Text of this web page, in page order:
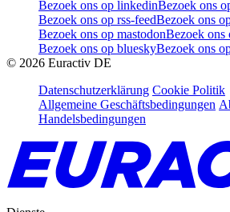
Bezoek ons op linkedinBezoek ons
Bezoek ons op rss-feedBezoek ons
Bezoek ons op mastodonBezoek ons
Bezoek ons op blueskyBezoek ons
© 2026 Euractiv DE
Datenschutzerklärung Cookie Politik
Allgemeine Geschäftsbedingungen
Handelsbedingungen